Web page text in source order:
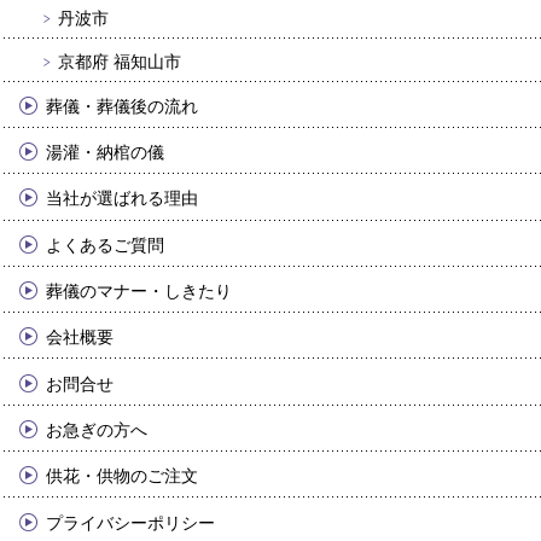
丹波市
京都府 福知山市
葬儀・葬儀後の流れ
湯灌・納棺の儀
当社が選ばれる理由
よくあるご質問
葬儀のマナー・しきたり
会社概要
お問合せ
お急ぎの方へ
供花・供物のご注文
プライバシーポリシー